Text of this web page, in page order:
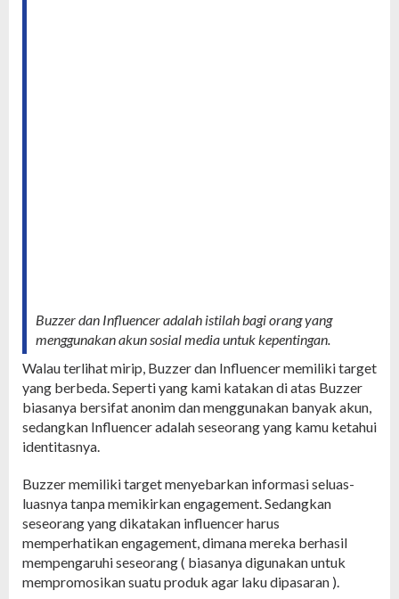
Buzzer dan Influencer adalah istilah bagi orang yang
menggunakan akun sosial media untuk kepentingan.
Walau terlihat mirip, Buzzer dan Influencer memiliki target
yang berbeda. Seperti yang kami katakan di atas Buzzer
biasanya bersifat anonim dan menggunakan banyak akun,
sedangkan Influencer adalah seseorang yang kamu ketahui
identitasnya.
Buzzer memiliki target menyebarkan informasi seluas-
luasnya tanpa memikirkan engagement. Sedangkan
seseorang yang dikatakan influencer harus
memperhatikan engagement, dimana mereka berhasil
mempengaruhi seseorang ( biasanya digunakan untuk
mempromosikan suatu produk agar laku dipasaran ).